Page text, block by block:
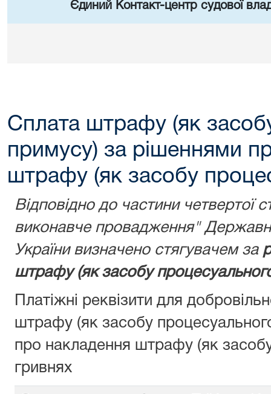
Єдиний Контакт-центр судової
Сплата штрафу (як
примусу) за рішеннями
штрафу (як засобу
Відповідно до частини четвертої
виконавче провадження"
України визначено стягувачем за
штрафу (як засобу
Платіжні реквізити для
штрафу (як засобу
про накладення штрафу (як
гривнях